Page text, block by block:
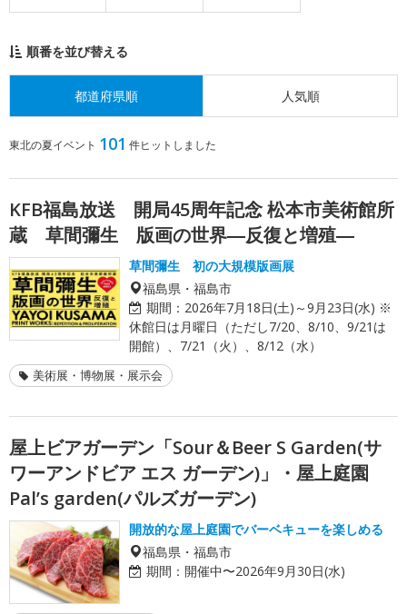
順番を並び替える
都道府県順 人気順
東北の夏イベント 101 件ヒットしました
KFB福島放送 開局45周年記念 松本市美術館所
蔵 草間彌生 版画の世界―反復と増殖―
草間彌生 初の大規模版画展
福島県・福島市
期間： 2026年7月18日(土)～9月23日(水) ※
休館日は月曜日（ただし7/20、8/10、9/21は
開館）、7/21（火）、8/12（水）
美術展・博物展・展示会
屋上ビアガーデン「Sour＆Beer S Garden(サ
ワーアンドビア エス ガーデン)」・屋上庭園
Pal’s garden(パルズガーデン)
開放的な屋上庭園でバーベキューを楽しめる
福島県・福島市
期間： 開催中〜2026年9月30日(水)